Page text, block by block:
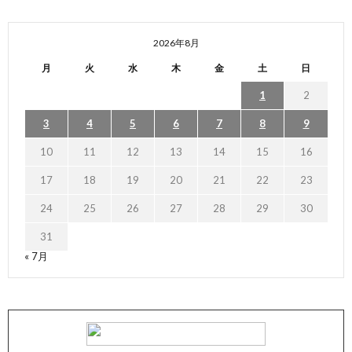
2026年8月
月 火 水 木 金 土 日
1 2
3 4 5 6 7 8 9
10 11 12 13 14 15 16
17 18 19 20 21 22 23
24 25 26 27 28 29 30
31
« 7月